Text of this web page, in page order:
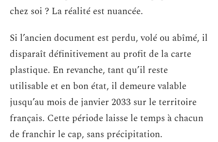
chez soi ? La réalité est nuancée.
Si l’ancien document est perdu, volé ou abîmé, il
disparaît définitivement au profit de la carte
plastique. En revanche, tant qu’il reste
utilisable et en bon état, il demeure valable
jusqu’au mois de janvier 2033 sur le territoire
français. Cette période laisse le temps à chacun
de franchir le cap, sans précipitation.